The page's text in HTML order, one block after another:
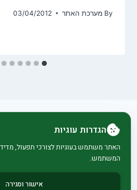
By מערכת האתר 03/04/2012
© 2026 בית וגן - WordPress Theme by
Kadence
הגדרות עוגיות
האתר משתמש בעוגיות לצורכי תפעול,
המשתמש.
אישור וסגירה